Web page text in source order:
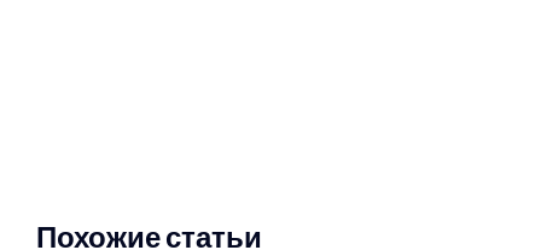
Похожие статьи